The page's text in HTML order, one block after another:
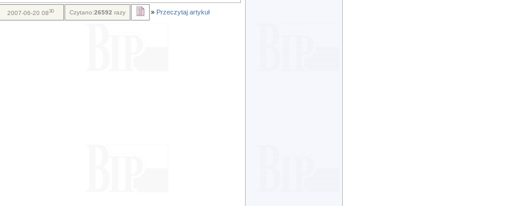
2007-06-20 0830 Czytano:26592 razy » Przeczytaj artykuł